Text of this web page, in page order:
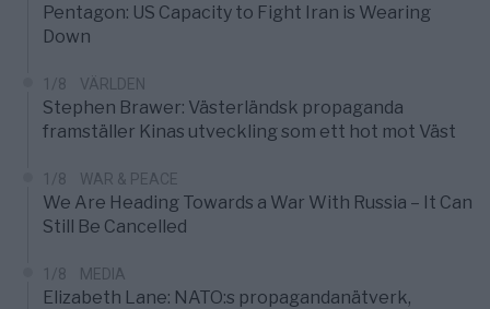
Pentagon: US Capacity to Fight Iran is Wearing
Down
1/8 VÄRLDEN
Stephen Brawer: Västerländsk propaganda
framställer Kinas utveckling som ett hot mot Väst
1/8 WAR & PEACE
We Are Heading Towards a War With Russia – It Can
Still Be Cancelled
1/8 MEDIA
Elizabeth Lane: NATO:s propagandanätverk,